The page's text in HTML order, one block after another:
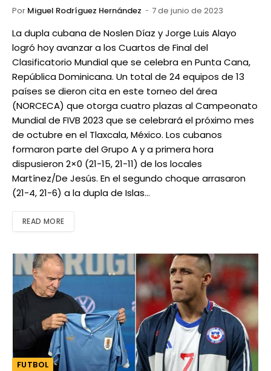
Por Miguel Rodríguez Hernández 7 de junio de 2023
La dupla cubana de Noslen Díaz y Jorge Luis Alayo
logró hoy avanzar a los Cuartos de Final del
Clasificatorio Mundial que se celebra en Punta Cana,
República Dominicana. Un total de 24 equipos de 13
países se dieron cita en este torneo del área
(NORCECA) que otorga cuatro plazas al Campeonato
Mundial de FIVB 2023 que se celebrará el próximo mes
de octubre en el Tlaxcala, México. Los cubanos
formaron parte del Grupo A y a primera hora
dispusieron 2×0 (21-15, 21-11) de los locales
Martínez/De Jesús. En el segundo choque arrasaron
(21-4, 21-6) a la dupla de Islas…
READ MORE
FUTBOL